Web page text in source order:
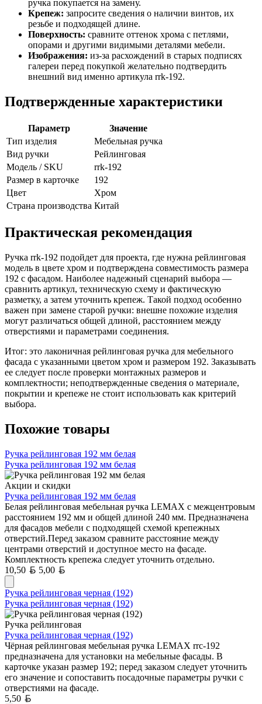
ручка покупается на замену.
Крепеж: запросите сведения о наличии винтов, их
резьбе и подходящей длине.
Поверхность: сравните оттенок хрома с петлями,
опорами и другими видимыми деталями мебели.
Изображения: из-за расхождений в старых подписях
галереи перед покупкой желательно подтвердить
внешний вид именно артикула rrk-192.
Подтвержденные характеристики
Параметр
Значение
Тип изделия
Мебельная ручка
Вид ручки
Рейлинговая
Модель / SKU
rrk-192
Размер в карточке
192
Цвет
Хром
Страна производства Китай
Практическая рекомендация
Ручка rrk-192 подойдет для проекта, где нужна рейлинговая
модель в цвете хром и подтверждена совместимость размера
192 с фасадом. Наиболее надежный сценарий выбора —
сравнить артикул, техническую схему и фактическую
разметку, а затем уточнить крепеж. Такой подход особенно
важен при замене старой ручки: внешне похожие изделия
могут различаться общей длиной, расстоянием между
отверстиями и параметрами соединения.
Итог: это лаконичная рейлинговая ручка для мебельного
фасада с указанными цветом хром и размером 192. Заказывать
ее следует после проверки монтажных размеров и
комплектности; неподтвержденные сведения о материале,
покрытии и крепеже не стоит использовать как критерий
выбора.
Похожие товары
Ручка рейлинговая 192 мм белая
Ручка рейлинговая 192 мм белая
Акции и скидки
Ручка рейлинговая 192 мм белая
Белая рейлинговая мебельная ручка LEMAX с межцентровым
расстоянием 192 мм и общей длиной 240 мм. Предназначена
для фасадов мебели с подходящей схемой крепежных
отверстий.Перед заказом сравните расстояние между
центрами отверстий и доступное место на фасаде.
Комплектность крепежа следует уточнить отдельно.
10,50
Белорусский рубль
5,00
Ручка рейлинговая черная (192)
Ручка рейлинговая черная (192)
Ручка рейлинговая
Ручка рейлинговая черная (192)
Чёрная рейлинговая мебельная ручка LEMAX rrc-192
предназначена для установки на мебельные фасады. В
карточке указан размер 192; перед заказом следует уточнить
его значение и сопоставить посадочные параметры ручки с
отверстиями на фасаде.
5,50